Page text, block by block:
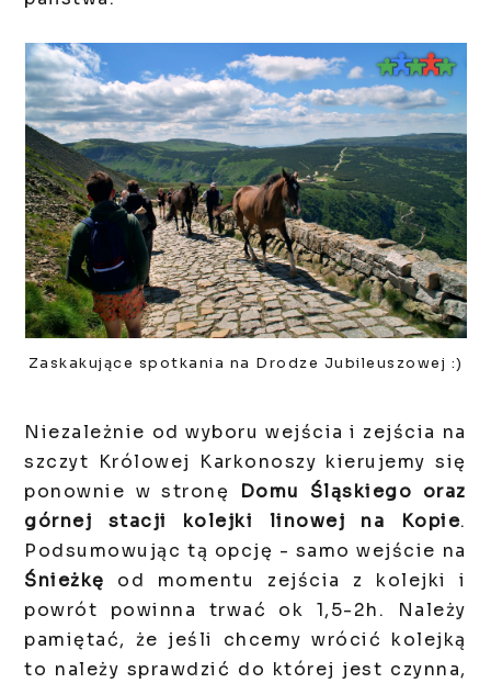
Zaskakujące spotkania na Drodze Jubileuszowej :)
Niezależnie od wyboru wejścia i zejścia na
szczyt Królowej Karkonoszy kierujemy się
ponownie w stronę
Domu Śląskiego oraz
górnej stacji kolejki linowej na Kopie.
Podsumowując tą opcję - samo wejście na
Śnieżkę od momentu zejścia z kolejki i
powrót powinna trwać ok 1,5-2h. Należy
pamiętać, że jeśli chcemy wrócić kolejką
to należy sprawdzić do której jest czynna,